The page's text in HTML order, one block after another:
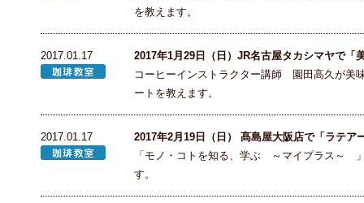
を教えます。
2017.01.17
2017年1月29日（日）JR名古屋タカシマヤで「
コーヒーインストラクター講師 園田高久が美
ートを教えます。
2017.01.17
2017年2月19日（日） 髙島屋大阪店で「ラテア
「モノ・コトを知る、学ぶ ～マイプラス～
す。